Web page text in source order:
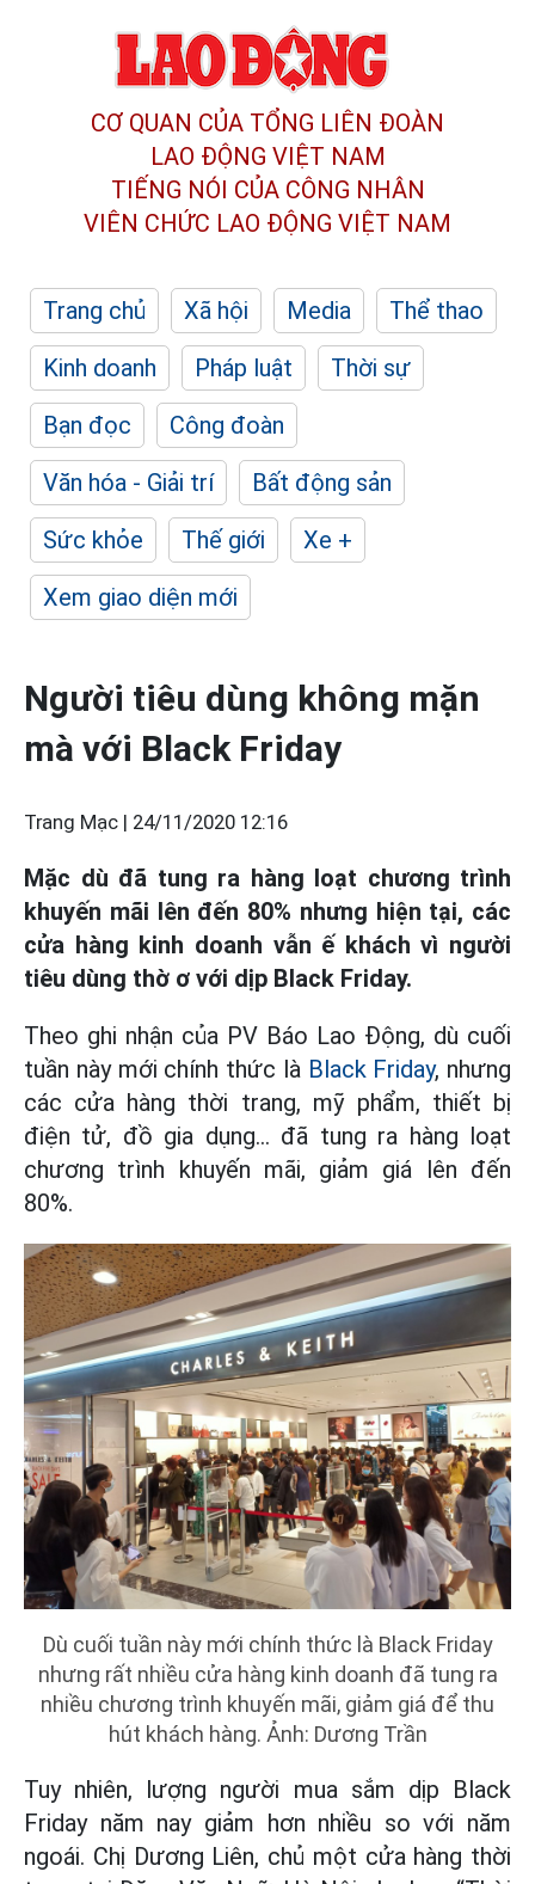
CƠ QUAN CỦA TỔNG LIÊN ĐOÀN
LAO ĐỘNG VIỆT NAM
TIẾNG NÓI CỦA CÔNG NHÂN
VIÊN CHỨC LAO ĐỘNG VIỆT NAM
Trang chủ Xã hội Media
Thể thao
Kinh doanh
Pháp luật
Thời sự
Bạn đọc
Công đoàn
Văn hóa - Giải trí
Bất động sản
Sức khỏe
Thế giới
Xe +
Xem giao diện mới
Người tiêu dùng không mặn
mà với Black Friday
Trang Mạc | 24/11/2020 12:16
Mặc dù đã tung ra hàng loạt chương trình
khuyến mãi lên đến 80% nhưng hiện tại, các
cửa hàng kinh doanh vẫn ế khách vì người
tiêu dùng thờ ơ với dịp Black Friday.
Theo ghi nhận của PV Báo Lao Động, dù cuối
tuần này mới chính thức là Black Friday, nhưng
các cửa hàng thời trang, mỹ phẩm, thiết bị
điện tử, đồ gia dụng... đã tung ra hàng loạt
chương trình khuyến mãi, giảm giá lên đến
80%.
Dù cuối tuần này mới chính thức là Black Friday
nhưng rất nhiều cửa hàng kinh doanh đã tung ra
nhiều chương trình khuyến mãi, giảm giá để thu
hút khách hàng. Ảnh: Dương Trần
Tuy nhiên, lượng người mua sắm dịp Black
Friday năm nay giảm hơn nhiều so với năm
ngoái. Chị Dương Liên, chủ một cửa hàng thời